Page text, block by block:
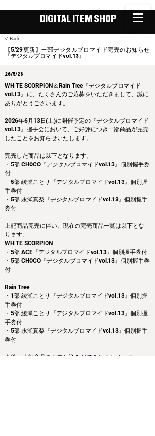
DIGITAL ITEM SHOP
< Back
【5/29更新】一部デジタルブロマイド完売のお知らせ
『デジタルブロマイドvol.13』
26/5/28
WHITE SCORPION＆Rain Tree『デジタルブロマイド
vol.13』に、たくさんのご応募をいただきまして、誠に
ありがとうございます。
2026年6月13日(土)に開催予定の『デジタルブロマイド
vol.13』握手会において、ご好評につき一部商品が完売
したことをお知らせいたします。
完売した商品は以下となります。
・5部 CHOCO『デジタルブロマイドvol.13』個別握手券
付
・5部 綾瀬ことり『デジタルブロマイドvol.13』個別握
手券付
・5部 永瀬真梨『デジタルブロマイドvol.13』個別握手
券付
上記商品完売に伴い、現在の完売商品一覧は以下とな
ります。
WHITE SCORPION
・5部 ACE『デジタルブロマイドvol.13』個別握手券付
・5部 CHOCO『デジタルブロマイドvol.13』個別握手券
付
Rain Tree
・1部 綾瀬ことり『デジタルブロマイドvol.13』個別握
手券付
・5部 綾瀬ことり『デジタルブロマイドvol.13』個別握
手券付
・5部 永瀬真梨『デジタルブロマイドvol.13』個別握手
券付
今後、上記商品のお申し込みができなくなります。